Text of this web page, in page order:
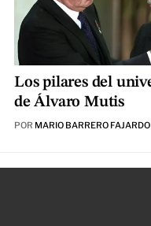
Los pilares del
de Álvaro Mutis
POR MARIO BARRERO FAJARDO